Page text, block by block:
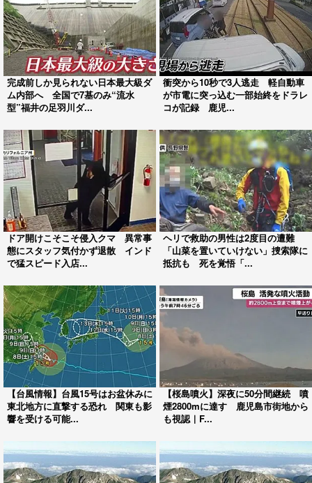
完成前しか見られない日本最大級ダ
ム内部へ 全国で7基のみ“流水
型”福井の足羽川ダ...
衝突から10秒で3人逃走 軽自動車
が市電に突っ込む一部始終をドラレ
コが記録 鹿児...
ドア開けこそこそ侵入クマ 異常事
態にスタッフ気付かず退散 インド
で猛スピード入店...
ヘリで救助の男性は2度目の遭難
「山菜を置いていけない」捜索隊に
抵抗も 死を覚悟「...
【台風情報】台風15号はお盆休みに
東北地方に直撃する恐れ 関東も影
響を受ける可能...
【桜島噴火】深夜に50分間継続 噴
煙2800mに達す 鹿児島市街地から
も視認｜F...